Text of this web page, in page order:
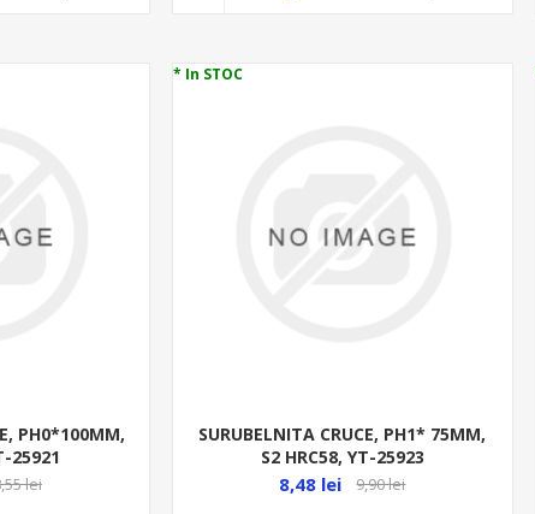
PH0*100MM,
25921
lei
* In STOC
SURUBELNITA CRUCE, PH1* 75MM,
S2 HRC58, YT-25923
8,48 lei 9,90 lei